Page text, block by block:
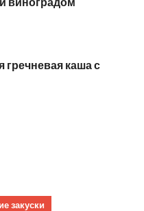
гречневая каша с
закуски